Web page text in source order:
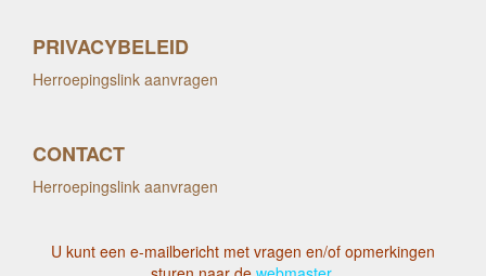
PRIVACYBELEID
Herroepingslink aanvragen
CONTACT
Herroepingslink aanvragen
U kunt een e-mailbericht met vragen en/of opmerkingen